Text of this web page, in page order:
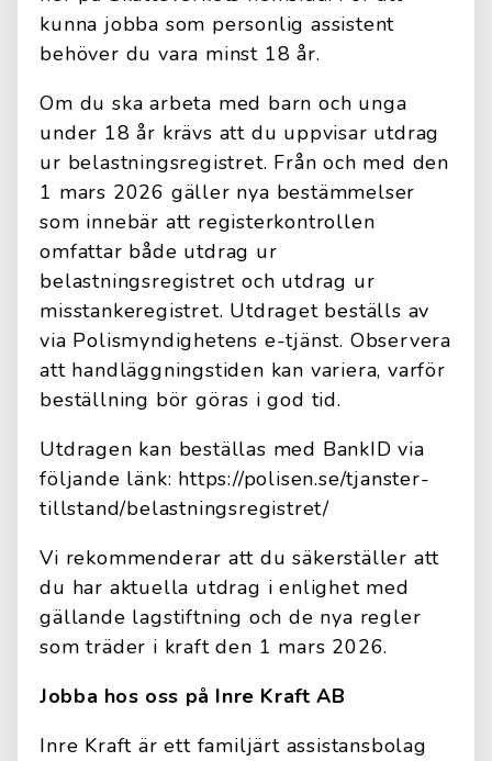
kunna jobba som personlig assistent
behöver du vara minst 18 år.
Om du ska arbeta med barn och unga
under 18 år krävs att du uppvisar utdrag
ur belastningsregistret. Från och med den
1 mars 2026 gäller nya bestämmelser
som innebär att registerkontrollen
omfattar både utdrag ur
belastningsregistret och utdrag ur
misstankeregistret. Utdraget beställs av
via Polismyndighetens e-tjänst. Observera
att handläggningstiden kan variera, varför
beställning bör göras i god tid.
Utdragen kan beställas med BankID via
följande länk: https://polisen.se/tjanster-
tillstand/belastningsregistret/
Vi rekommenderar att du säkerställer att
du har aktuella utdrag i enlighet med
gällande lagstiftning och de nya regler
som träder i kraft den 1 mars 2026.
Jobba hos oss på Inre Kraft AB
Inre Kraft är ett familjärt assistansbolag